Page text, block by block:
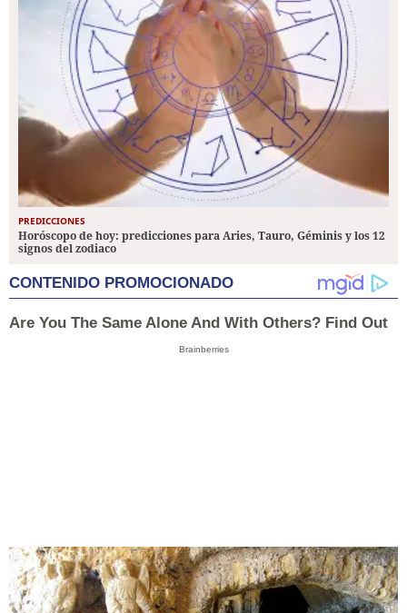
PREDICCIONES
Horóscopo de hoy: predicciones para Aries, Tauro, Géminis y los 12
signos del zodiaco
CONTENIDO PROMOCIONADO
Are You The Same Alone And With Others? Find Out
Brainberries